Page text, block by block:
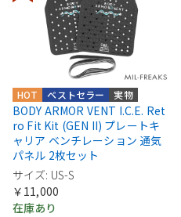
実物
ベストセラー
HOT
BODY ARMOR VENT I.C.E. Ret
ro Fit Kit (GEN II) プレートキ
ャリア ベンチレーション 通気
パネル 2枚セット
サイズ: US-S
￥11,000
在庫あり